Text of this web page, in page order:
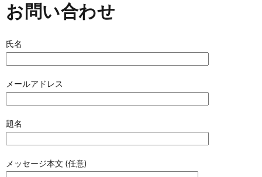
お問い合わせ
氏名
メールアドレス
題名
メッセージ本文 (任意)